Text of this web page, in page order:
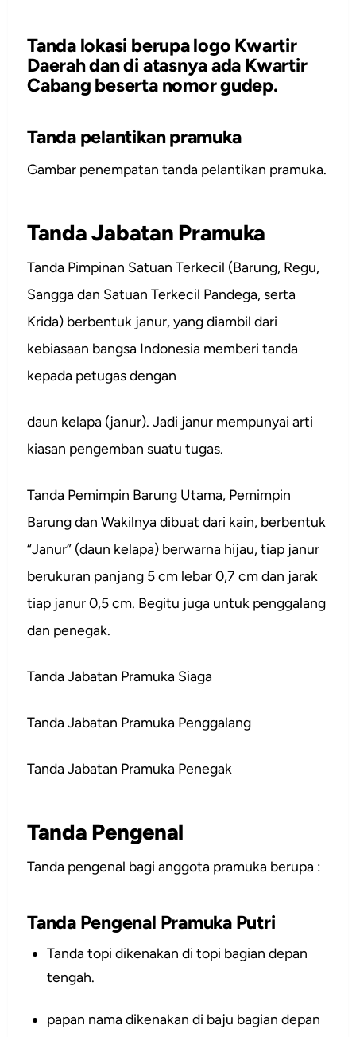
Tanda lokasi berupa logo Kwartir
Daerah dan di atasnya ada Kwartir
Cabang beserta nomor gudep.
Tanda pelantikan pramuka
Gambar penempatan tanda pelantikan pramuka.
Tanda Jabatan Pramuka
Tanda Pimpinan Satuan Terkecil (Barung, Regu,
Sangga dan Satuan Terkecil Pandega, serta
Krida) berbentuk janur, yang diambil dari
kebiasaan bangsa Indonesia memberi tanda
kepada petugas dengan
daun kelapa (janur). Jadi janur mempunyai arti
kiasan pengemban suatu tugas.
Tanda Pemimpin Barung Utama, Pemimpin
Barung dan Wakilnya dibuat dari kain, berbentuk
“Janur” (daun kelapa) berwarna hijau, tiap janur
berukuran panjang 5 cm lebar 0,7 cm dan jarak
tiap janur 0,5 cm. Begitu juga untuk penggalang
dan penegak.
Tanda Jabatan Pramuka Siaga
Tanda Jabatan Pramuka Penggalang
Tanda Jabatan Pramuka Penegak
Tanda Pengenal
Tanda pengenal bagi anggota pramuka berupa :
Tanda Pengenal Pramuka Putri
Tanda topi dikenakan di topi bagian depan
tengah.
papan nama dikenakan di baju bagian depan